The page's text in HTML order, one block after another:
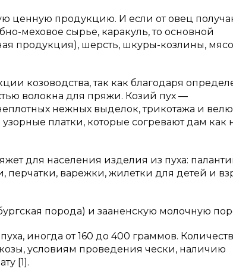
ценную продукцию. И если от овец
меховое сырье, каракуль, то основной
продукция), шерсть, шкуры-козлины,
козоводства, так как благодаря
волокна для пряжи. Козий пух —
нежных выделок, трикотажа и
платки, которые согревают дам как
для населения изделия из пуха:
перчатки, варежки, жилетки для детей и
порода) и зааненскую молочную
иногда от 160 до 400 граммов.
условиям проведения чески, наличию
[1].